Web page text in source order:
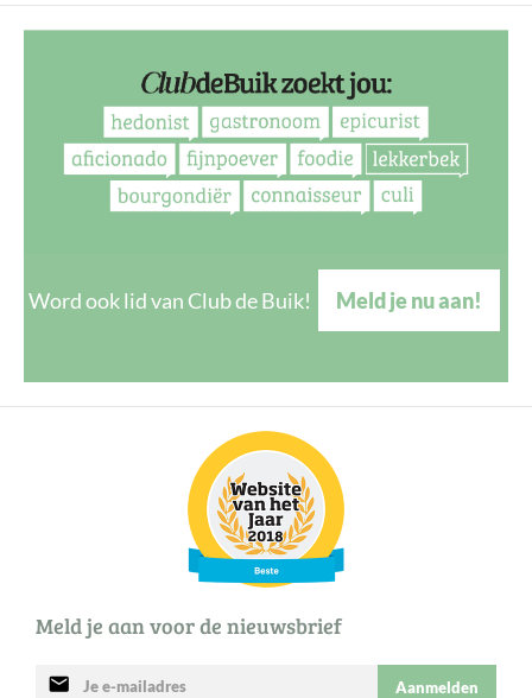
Word ook lid van Club de Buik! Meld je nu aan!
Meld je aan voor de nieuwsbrief
mail Aanmelden